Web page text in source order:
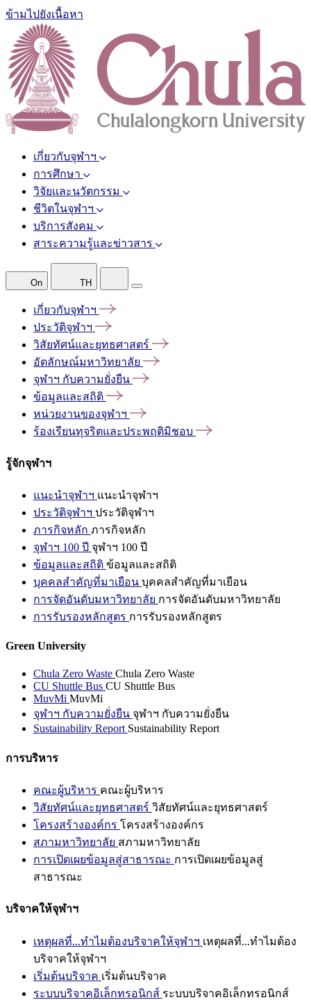
ข้ามไปยังเนื้อหา
เกี่ยวกับจุฬาฯ
การศึกษา
วิจัยและนวัตกรรม
ชีวิตในจุฬาฯ
บริการสังคม
สาระความรู้และข่าวสาร
On TH
เกี่ยวกับจุฬาฯ
ประวัติจุฬาฯ
วิสัยทัศน์และยุทธศาสตร์
อัตลักษณ์มหาวิทยาลัย
จุฬาฯ กับความยั่งยืน
ข้อมูลและสถิติ
หน่วยงานของจุฬาฯ
ร้องเรียนทุจริตและประพฤติมิชอบ
รู้จักจุฬาฯ
แนะนำจุฬาฯ แนะนำจุฬาฯ
ประวัติจุฬาฯ ประวัติจุฬาฯ
ภารกิจหลัก ภารกิจหลัก
จุฬาฯ 100 ปี จุฬาฯ 100 ปี
ข้อมูลและสถิติ ข้อมูลและสถิติ
บุคคลสำคัญที่มาเยือน บุคคลสำคัญที่มาเยือน
การจัดอันดับมหาวิทยาลัย การจัดอันดับมหาวิทยาลัย
การรับรองหลักสูตร การรับรองหลักสูตร
Green University
Chula Zero Waste Chula Zero Waste
CU Shuttle Bus CU Shuttle Bus
MuvMi MuvMi
จุฬาฯ กับความยั่งยืน จุฬาฯ กับความยั่งยืน
Sustainability Report Sustainability Report
การบริหาร
คณะผู้บริหาร คณะผู้บริหาร
วิสัยทัศน์และยุทธศาสตร์ วิสัยทัศน์และยุทธศาสตร์
โครงสร้างองค์กร โครงสร้างองค์กร
สภามหาวิทยาลัย สภามหาวิทยาลัย
การเปิดเผยข้อมูลสู่สาธารณะ การเปิดเผยข้อมูลสู่
สาธารณะ
บริจาคให้จุฬาฯ
เหตุผลที่...ทำไมต้องบริจาคให้จุฬาฯ เหตุผลที่...ทำไมต้อง
บริจาคให้จุฬาฯ
เริ่มต้นบริจาค เริ่มต้นบริจาค
ระบบบริจาคอิเล็กทรอนิกส์ ระบบบริจาคอิเล็กทรอนิกส์